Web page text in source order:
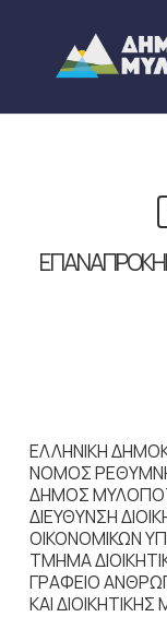
content
ΕΛΛΗΝΙΚΗ
ΝΟΜΟΣ
ΔΗΜΟΣ
ΔΙΕΥΘΥΝΣΗ
ΟΙΚΟΝΟΜΙΚΩΝ
ΤΜΗΜΑ
ΓΡΑΦΕΙΟ
ΚΑΙ